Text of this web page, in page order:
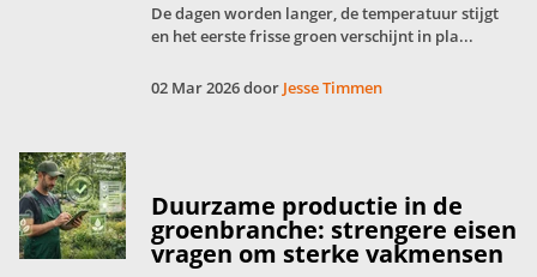
De dagen worden langer, de temperatuur stijgt
en het eerste frisse groen verschijnt in pla...
02 Mar 2026 door Jesse Timmen
Duurzame productie in de
groenbranche: strengere eisen
vragen om sterke vakmensen